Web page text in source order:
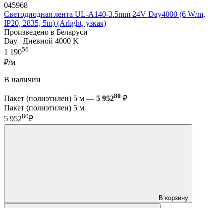
045968
Светодиодная лента UL-A140-3.5mm 24V Day4000 (6 W/m,
IP20, 2835, 5m) (Arlight, узкая)
Произведено в Беларуси
Day | Дневной 4000 K
1 19056
₽/м
В наличии
Пакет (полиэтилен) 5 м — 5 95280 ₽
Пакет (полиэтилен) 5 м
5 95280₽
В корзину